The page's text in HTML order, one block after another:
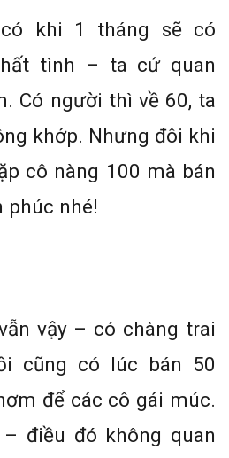
khi 1 tháng sẽ có
tình – ta cứ quan
Có người thì về 60, ta
khớp. Nhưng đôi khi
cô nàng 100 mà bán
phúc nhé!
vậy – có chàng trai
cũng có lúc bán 50
để các cô gái múc.
điều đó không quan